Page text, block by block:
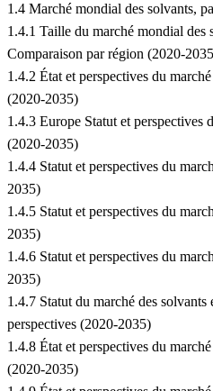
1.4 Marché mondial des solvants,
1.4.1 Taille du marché mondial
Comparaison par région (2020-
1.4.2 État et perspectives du
(2020-2035)
1.4.3 Europe Statut et perspectives
(2020-2035)
1.4.4 Statut et perspectives du
2035)
1.4.5 Statut et perspectives du
2035)
1.4.6 Statut et perspectives du
2035)
1.4.7 Statut du marché des
perspectives (2020-2035)
1.4.8 État et perspectives du
(2020-2035)